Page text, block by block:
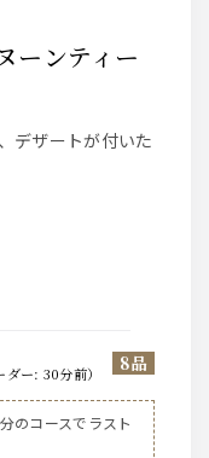
デザートが付いた
ダー: 30分前） 8品
のコースでラスト